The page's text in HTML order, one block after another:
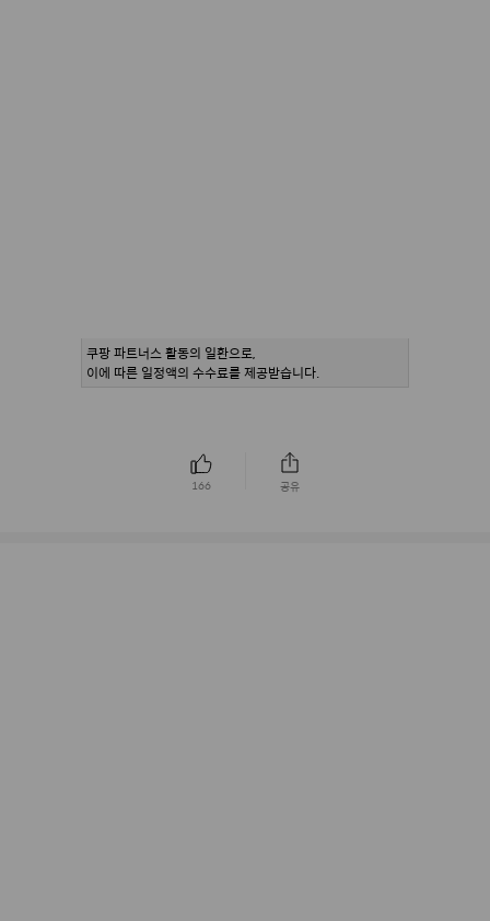
쿠팡 파트너스 활동의 일환으로,
이에 따른 일정액의 수수료를 제공받습니다.
166 공유